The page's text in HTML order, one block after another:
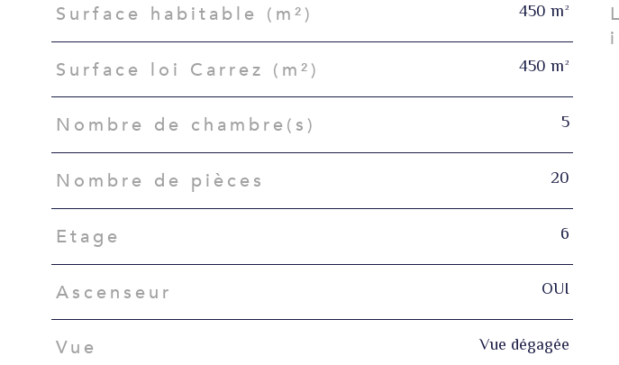
Surface habitable (m²) 450 m²
Surface loi Carrez (m²) 450 m²
Nombre de chambre(s) 5
Nombre de pièces 20
Etage 6
Ascenseur OUI
Vue Vue dégagée